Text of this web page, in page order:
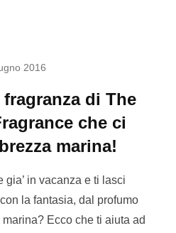
2016
fragranza di The
che ci
marina!
gia’ in vacanza e ti lasci
la fantasia, dal profumo
Ecco che ti aiuta ad